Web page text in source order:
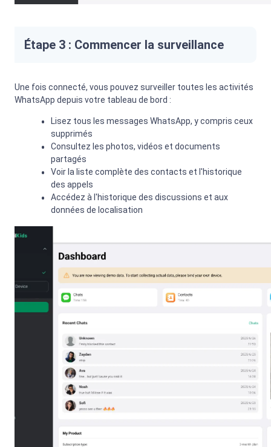
Étape 3 : Commencer la surveillance
Une fois connecté, vous pouvez surveiller toutes les activités
WhatsApp depuis votre tableau de bord :
Lisez tous les messages WhatsApp, y compris ceux
supprimés
Consultez les photos, vidéos et documents
partagés
Voir la liste complète des contacts et l'historique
des appels
Accédez à l'historique des discussions et aux
données de localisation